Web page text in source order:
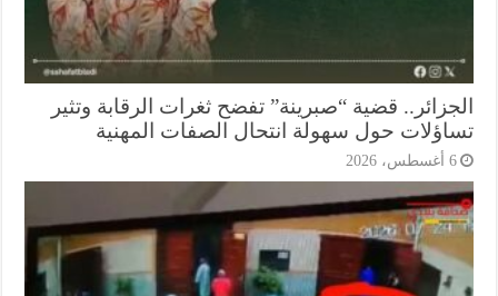
قضية “صبرينة” تفضح ثغرات الرقابة وتثير
حول سهولة انتحال الصفات المهنية